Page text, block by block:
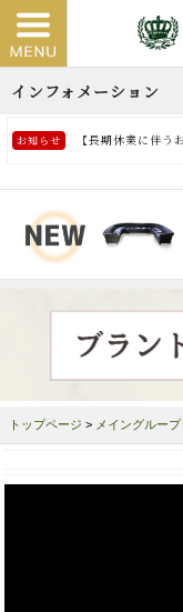
トップページ > メイングループ